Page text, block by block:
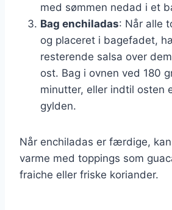
med sømmen nedad i et
Bag enchiladas: Når alle
og placeret i bagefadet,
resterende salsa over
ost. Bag i ovnen ved 180
minutter, eller indtil osten
gylden.
Når enchiladas er færdige,
varme med toppings som
fraiche eller friske koriander.